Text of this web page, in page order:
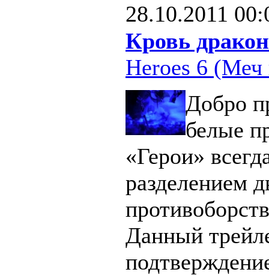
28.10.2011
Кровь
Heroes 6 (Меч
Добро
белые
«Герои»
разделением
Данный